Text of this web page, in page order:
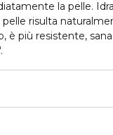
la pelle.
risulta
è più resistente,